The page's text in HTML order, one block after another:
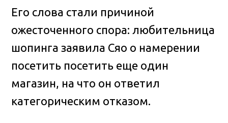
Его слова стали причиной
ожесточенного спора: любительница
шопинга заявила Сяо о намерении
посетить посетить еще один
магазин, на что он ответил
категорическим отказом.